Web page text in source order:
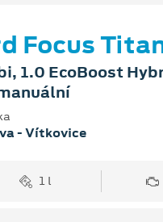
Focus
1.0 EcoBoost
- Vítkovice
1 l